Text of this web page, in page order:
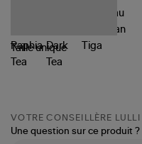
Tailleunique
VOTRE CONSEILLÈRE LULLI
Une question sur ce produit ?